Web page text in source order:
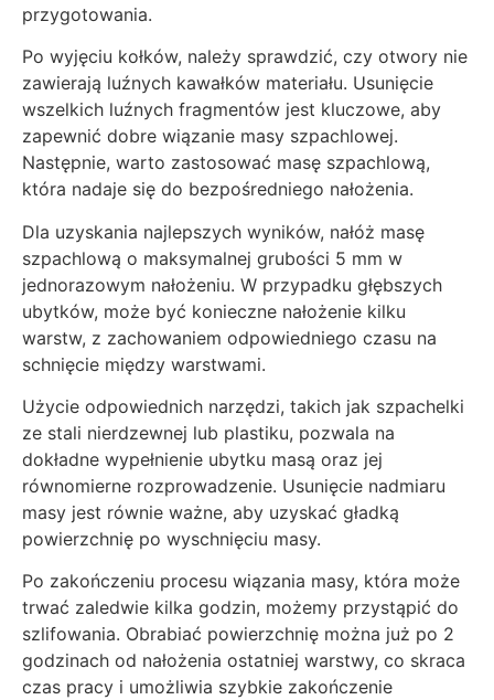
przygotowania.
Po wyjęciu kołków, należy sprawdzić, czy otwory nie
zawierają luźnych kawałków materiału. Usunięcie
wszelkich luźnych fragmentów jest kluczowe, aby
zapewnić dobre wiązanie masy szpachlowej.
Następnie, warto zastosować masę szpachlową,
która nadaje się do bezpośredniego nałożenia.
Dla uzyskania najlepszych wyników, nałóż masę
szpachlową o maksymalnej grubości 5 mm w
jednorazowym nałożeniu. W przypadku głębszych
ubytków, może być konieczne nałożenie kilku
warstw, z zachowaniem odpowiedniego czasu na
schnięcie między warstwami.
Użycie odpowiednich narzędzi, takich jak szpachelki
ze stali nierdzewnej lub plastiku, pozwala na
dokładne wypełnienie ubytku masą oraz jej
równomierne rozprowadzenie. Usunięcie nadmiaru
masy jest równie ważne, aby uzyskać gładką
powierzchnię po wyschnięciu masy.
Po zakończeniu procesu wiązania masy, która może
trwać zaledwie kilka godzin, możemy przystąpić do
szlifowania. Obrabiać powierzchnię można już po 2
godzinach od nałożenia ostatniej warstwy, co skraca
czas pracy i umożliwia szybkie zakończenie